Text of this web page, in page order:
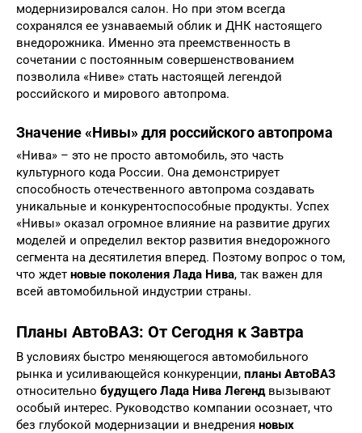
модернизировался салон. Но при этом всегда
сохранялся ее узнаваемый облик и ДНК настоящего
внедорожника. Именно эта преемственность в
сочетании с постоянным совершенствованием
позволила «Ниве» стать настоящей легендой
российского и мирового автопрома.
Значение «Нивы» для российского автопрома
«Нива» – это не просто автомобиль, это часть
культурного кода России. Она демонстрирует
способность отечественного автопрома создавать
уникальные и конкурентоспособные продукты. Успех
«Нивы» оказал огромное влияние на развитие других
моделей и определил вектор развития внедорожного
сегмента на десятилетия вперед. Поэтому вопрос о том,
что ждет новые поколения Лада Нива, так важен для
всей автомобильной индустрии страны.
Планы АвтоВАЗ: От Сегодня к Завтра
В условиях быстро меняющегося автомобильного
рынка и усиливающейся конкуренции, планы АвтоВАЗ
относительно будущего Лада Нива Легендвызывают
особый интерес. Руководство компании осознает, что
без глубокой модернизации и внедрения новых